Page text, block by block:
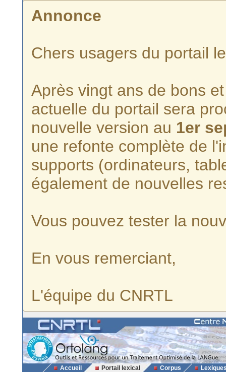
Annonce
Chers usagers du portail
Après vingt ans de bons
actuelle du portail sera
nouvelle version au 1er
une refonte complète de
supports (ordinateurs,
également de nouvelles
Vous pouvez tester la
En vous remerciant,
L'équipe du CNRTL
Accueil Portail lexical Corpus